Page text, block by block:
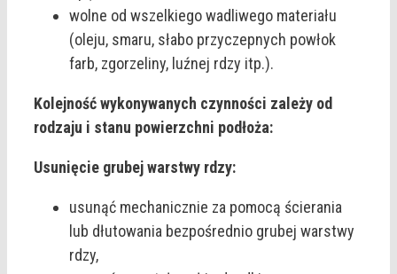
wolne od wszelkiego wadliwego materiału
(oleju, smaru, słabo przyczepnych powłok
farb, zgorzeliny, luźnej rdzy itp.).
Kolejność wykonywanych czynności zależy od
rodzaju i stanu powierzchni podłoża:
Usunięcie grubej warstwy rdzy:
usunąć mechanicznie za pomocą ścierania
lub dłutowania bezpośrednio grubej warstwy
rdzy,